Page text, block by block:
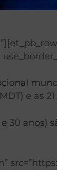
e às
30